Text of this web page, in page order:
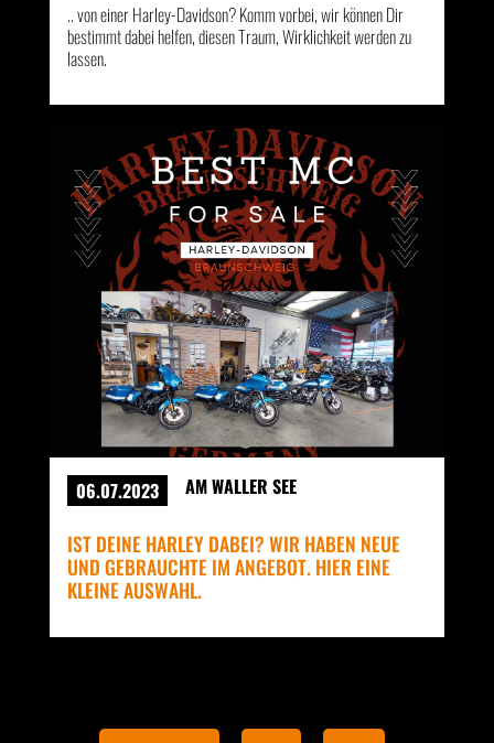
.. von einer Harley-Davidson? Komm vorbei, wir können Dir
bestimmt dabei helfen, diesen Traum, Wirklichkeit werden zu
lassen.
06.07.2023 AM WALLER SEE
IST DEINE HARLEY DABEI? WIR HABEN NEUE
UND GEBRAUCHTE IM ANGEBOT. HIER EINE
KLEINE AUSWAHL.